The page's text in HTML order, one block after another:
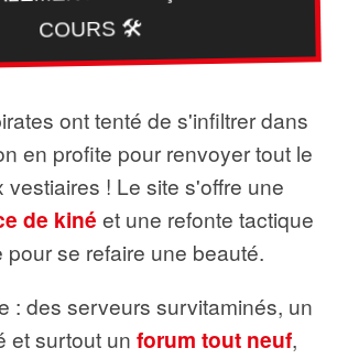
COURS 🛠️
ont tenté de s'infiltrer dans
en profite pour renvoyer tout le
vestiaires ! Le site s'offre une
de kiné et une refonte tactique
pour se refaire une beauté.
: des serveurs survitaminés, un
et surtout un forum tout neuf,